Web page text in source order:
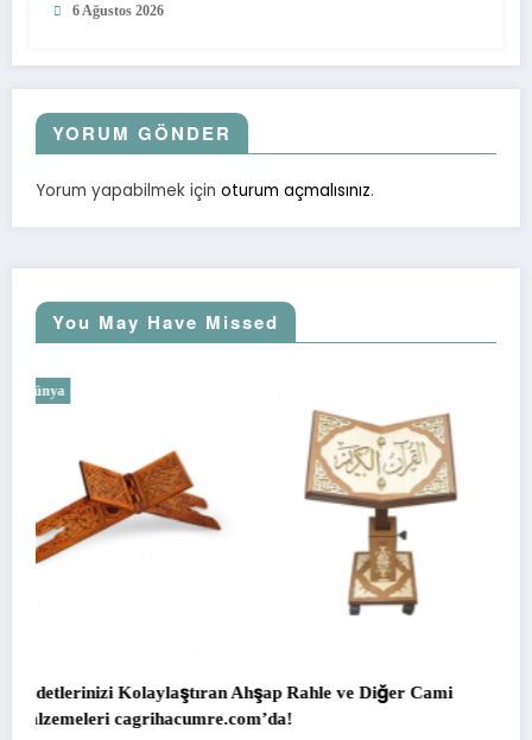
6 Ağustos 2026
YORUM GÖNDER
Yorum yapabilmek için oturum açmalısınız.
You May Have Missed
ve Diğer Cami